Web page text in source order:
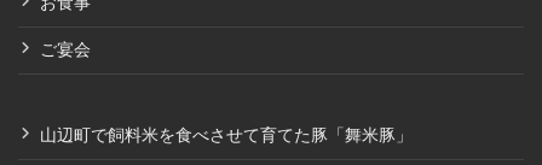
ご宴会
山辺町で飼料米を食べさせて育てた豚「舞米豚」